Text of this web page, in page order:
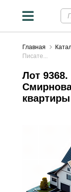
Главная
Писате...
Лот
квартиры